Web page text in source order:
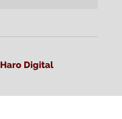
Haro Digital